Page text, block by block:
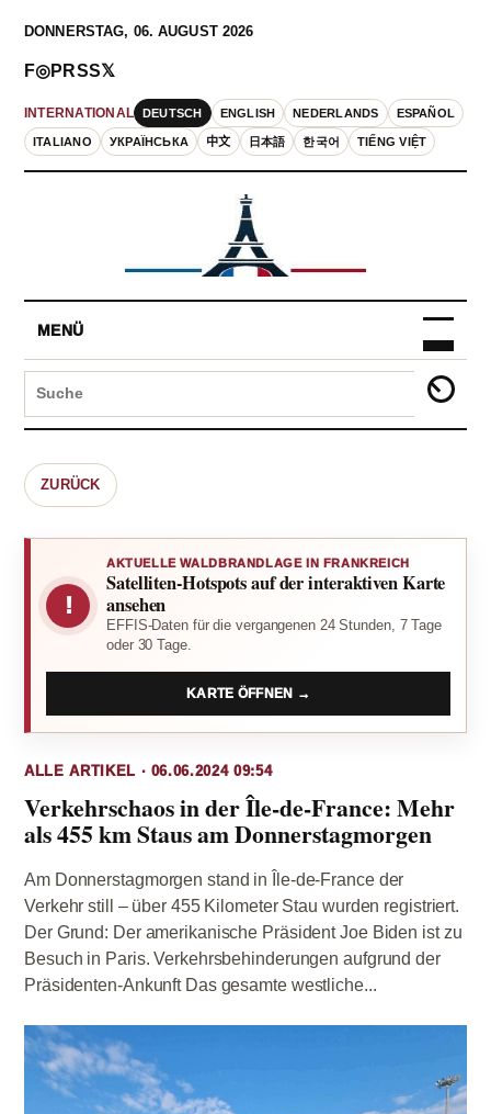
DONNERSTAG, 06. AUGUST 2026
INTERNATIONAL DEUTSCH ENGLISH NEDERLANDS ESPAÑOL
ITALIANO УКРАЇНСЬКА 中文 日本語 한국어 TIẾNG VIỆT
F◎PRSS𝕏
MENÜ
ZURÜCK
!
AKTUELLE WALDBRANDLAGE IN FRANKREICH
Satelliten-Hotspots auf der interaktiven Karte
ansehen
EFFIS-Daten für die vergangenen 24 Stunden, 7 Tage
oder 30 Tage.
KARTE ÖFFNEN →
ALLE ARTIKEL · 06.06.2024 09:54
Verkehrschaos in der Île-de-France: Mehr
als 455 km Staus am Donnerstagmorgen
Am Donnerstagmorgen stand in Île-de-France der
Verkehr still – über 455 Kilometer Stau wurden registriert.
Der Grund: Der amerikanische Präsident Joe Biden ist zu
Besuch in Paris. Verkehrsbehinderungen aufgrund der
Präsidenten-Ankunft Das gesamte westliche...